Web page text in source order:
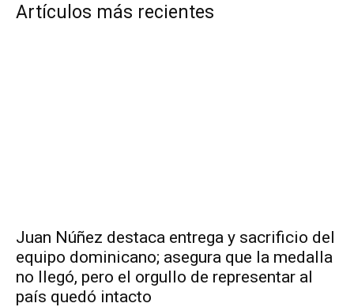
Artículos más recientes
Juan Núñez destaca entrega y sacrificio del
equipo dominicano; asegura que la medalla
no llegó, pero el orgullo de representar al
país quedó intacto